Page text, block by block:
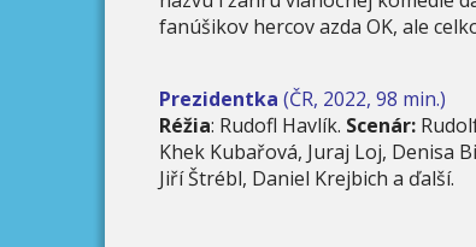
fanúšikov hercov azda OK, ale
Prezidentka (ČR, 2022, 98 min.)
Réžia: Rudofl Havlík. Scenár:
Khek Kubařová, Juraj Loj, Denisa
Jiří Štrébl, Daniel Krejbich a ďalší.